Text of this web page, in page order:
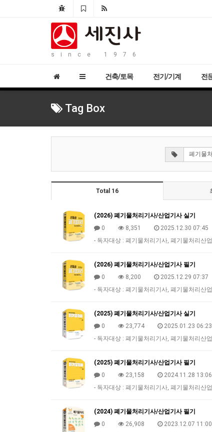
since 1976
건축/토목 전기/기계 전
Tag Box
Total 16
(2026) 폐기물처리기사/산업기사 실기
0
8,351
2025.12.30 07:45
- 독자대상 : 폐기물처리기사, 폐기물처리산
(2026) 폐기물처리기사/산업기사 필기
0
8,200
2025.12.29 07:37
- 독자대상 : 폐기물처리기사, 폐기물처리산
(2025) 폐기물처리기사/산업기사 실기
0
23,774
2025.01.23 06:23
- 독자대상 : 폐기물처리기사, 폐기물처리산
(2025) 폐기물처리기사/산업기사 필기
0
23,158
2024.11.28 13:06
- 독자대상 : 폐기물처리기사, 폐기물처리산
(2024) 폐기물처리기사/산업기사 필기
0
26,908
2023.12.07 11:00